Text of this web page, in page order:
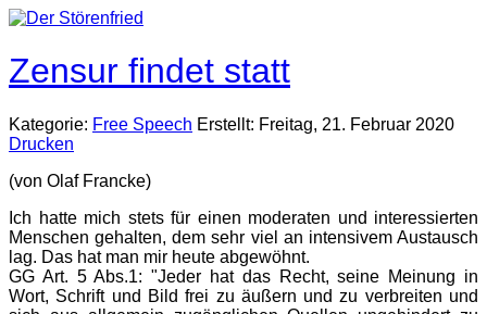
Zensur findet statt
Kategorie: Free Speech Erstellt: Freitag, 21. Februar 2020
Drucken
(von Olaf Francke)
Ich hatte mich stets für einen moderaten und interessierten
Menschen gehalten, dem sehr viel an intensivem Austausch
lag. Das hat man mir heute abgewöhnt.
GG Art. 5 Abs.1: "Jeder hat das Recht, seine Meinung in
Wort, Schrift und Bild frei zu äußern und zu verbreiten und